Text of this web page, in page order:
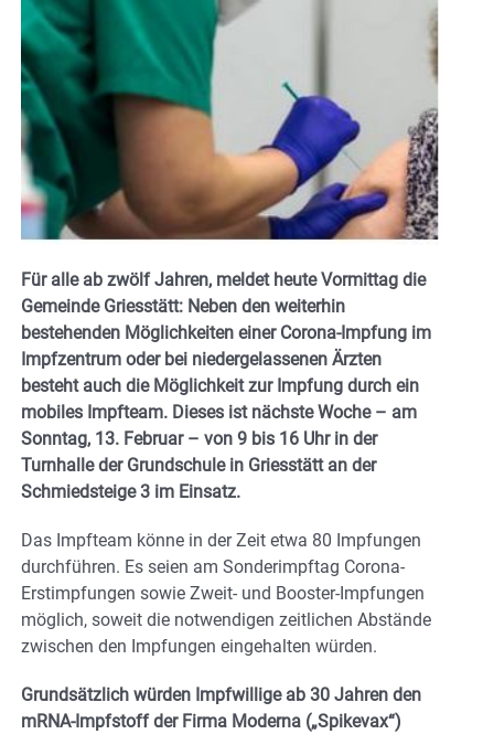
Für alle ab zwölf Jahren, meldet heute Vormittag die
Gemeinde Griesstätt: Neben den weiterhin
bestehenden Möglichkeiten einer Corona-Impfung im
Impfzentrum oder bei niedergelassenen Ärzten
besteht auch die Möglichkeit zur Impfung durch ein
mobiles Impfteam. Dieses ist nächste Woche – am
Sonntag, 13. Februar – von 9 bis 16 Uhr in der
Turnhalle der Grundschule in Griesstätt an der
Schmiedsteige 3 im Einsatz.
Das Impfteam könne in der Zeit etwa 80 Impfungen
durchführen. Es seien am Sonderimpftag Corona-
Erstimpfungen sowie Zweit- und Booster-Impfungen
möglich, soweit die notwendigen zeitlichen Abstände
zwischen den Impfungen eingehalten würden.
Grundsätzlich würden Impfwillige ab 30 Jahren den
mRNA-Impfstoff der Firma Moderna („Spikevax“)